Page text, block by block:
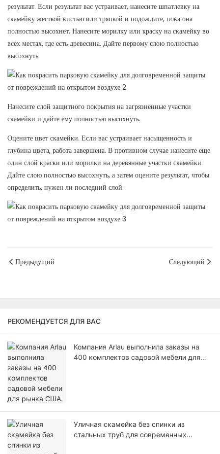
результат. Если результат вас устраивает, нанесите шпатлевку на
скамейку жесткой кистью или тряпкой и подождите, пока она
полностью высохнет. Нанесите морилку или краску на скамейку во
всех местах, где есть древесина. Дайте первому слою полностью
высохнуть.
Нанесите слой защитного покрытия на загрязненные участки
скамейки и дайте ему полностью высохнуть.
Оцените цвет скамейки. Если вас устраивает насыщенность и
глубина цвета, работа завершена. В противном случае нанесите еще
один слой краски или морилки на деревянные участки скамейки.
Дайте слою полностью высохнуть, а затем оцените результат, чтобы
определить, нужен ли последний слой.
Предыдущий Следующий
РЕКОМЕНДУЕТСЯ ДЛЯ ВАС
Компания Arlau выполнила заказы на
400 комплектов садовой мебели для
Уличная скамейка без спинки из
стальных труб для современных